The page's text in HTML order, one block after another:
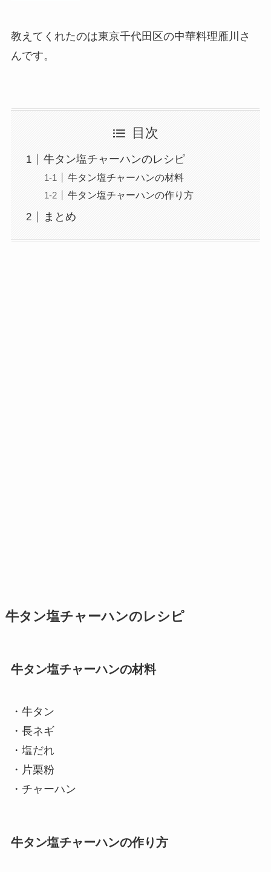
教えてくれたのは東京千代田区の中華料理雁川さ
んです。
目次
牛タン塩チャーハンのレシピ
牛タン塩チャーハンの材料
牛タン塩チャーハンの作り方
まとめ
牛タン塩チャーハンのレシピ
牛タン塩チャーハンの材料
・牛タン
・長ネギ
・塩だれ
・片栗粉
・チャーハン
牛タン塩チャーハンの作り方